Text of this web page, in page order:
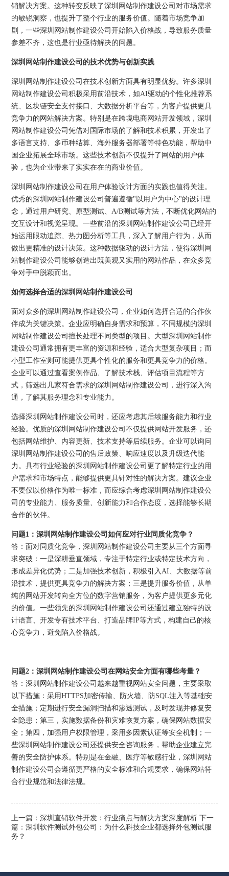
销解决方案。这种转变反映了深圳网站制作建设公司对市场需求
的敏锐洞察，也提升了整个行业的服务价值。随着市场竞争加
剧，一些深圳网站制作建设公司开始陷入价格战，导致服务质量
参差不齐，这也是行业亟待解决的问题。
深圳网站制作建设公司的技术优势与创新实践
深圳网站制作建设公司在技术创新方面具有明显优势。许多深圳
网站制作建设公司积极采用前沿技术，如AI驱动的个性化推荐系
统、区块链安全支付接口、大数据分析平台等，为客户提供更具
竞争力的网站解决方案。特别是在跨境电商网站开发领域，深圳
网站制作建设公司凭借对国际市场的了解和技术积累，开发出了
多语言支持、多币种结算、海外服务器部署等特色功能，帮助中
国企业拓展全球市场。这些技术创新不仅提升了网站的用户体
验，也为企业带来了实实在在的商业价值。
深圳网站制作建设公司在用户体验设计方面的实践也值得关注。
优秀的深圳网站制作建设公司普遍遵循"以用户为中心"的设计理
念，通过用户研究、原型测试、A/B测试等方法，不断优化网站的
交互设计和视觉呈现。一些前沿的深圳网站制作建设公司已经开
始运用眼动追踪、热力图分析等工具，深入了解用户行为，从而
做出更精准的设计决策。这种数据驱动的设计方法，使得深圳网
站制作建设公司能够创造出既美观又实用的网站作品，在众多竞
争对手中脱颖而出。
如何选择合适的深圳网站制作建设公司
面对众多的深圳网站制作建设公司，企业如何选择合适的合作伙
伴成为关键决策。企业应明确自身需求和预算，不同规模的深圳
网站制作建设公司擅长处理不同类型的项目。大型深圳网站制作
建设公司通常拥有更丰富的资源和经验，适合大型复杂项目；而
小型工作室则可能提供更具个性化的服务和更具竞争力的价格。
企业可以通过查看案例作品、了解技术栈、评估项目流程等方
式，筛选出几家符合需求的深圳网站制作建设公司，进行深入沟
通，了解其服务理念和专业能力。
选择深圳网站制作建设公司时，还应考虑其后续服务能力和行业
经验。优质的深圳网站制作建设公司不仅提供网站开发服务，还
包括网站维护、内容更新、技术支持等后续服务。企业可以询问
深圳网站制作建设公司的售后政策、响应速度以及升级迭代能
力。具有行业经验的深圳网站制作建设公司更了解特定行业的用
户需求和市场特点，能够提供更具针对性的解决方案。建议企业
不要仅以价格作为唯一标准，而应综合考虑深圳网站制作建设公
司的专业能力、服务质量、创新能力和合作态度，选择能够长期
合作的伙伴。
问题1：深圳网站制作建设公司如何应对行业同质化竞争？
答：面对同质化竞争，深圳网站制作建设公司主要从三个方面寻
求突破：一是深耕垂直领域，专注于特定行业或特定技术方向，
形成差异化优势；二是加强技术创新，积极引入AI、大数据等前
沿技术，提供更具竞争力的解决方案；三是提升服务价值，从单
纯的网站开发转向全方位的数字营销服务，为客户提供更多元化
的价值。一些领先的深圳网站制作建设公司还通过建立独特的设
计语言、开发专有技术平台、打造品牌IP等方式，构建自己的核
心竞争力，避免陷入价格战。
问题2：深圳网站制作建设公司在网站安全方面有哪些考量？
答：深圳网站制作建设公司越来越重视网站安全问题，主要采取
以下措施：采用HTTPS加密传输、防火墙、防SQL注入等基础安
全措施；定期进行安全漏洞扫描和渗透测试，及时发现并修复安
全隐患；第三，实施数据备份和灾难恢复方案，确保网站数据安
全；第四，加强用户权限管理，采用多因素认证等安全机制；一
些深圳网站制作建设公司还提供安全咨询服务，帮助企业建立完
善的安全防护体系。特别是在金融、医疗等敏感行业，深圳网站
制作建设公司会遵循更严格的安全标准和合规要求，确保网站符
合行业规范和法律法规。
上一篇：深圳直销软件开发：行业痛点与解决方案深度解析 下一
篇：深圳软件测试外包公司：为什么科技企业都选择外包测试服
务？